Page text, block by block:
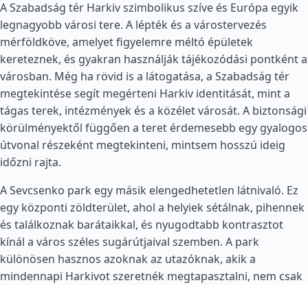
A Szabadság tér Harkiv szimbolikus szíve és Európa egyik
legnagyobb városi tere. A lépték és a várostervezés
mérföldköve, amelyet figyelemre méltó épületek
kereteznek, és gyakran használják tájékozódási pontként a
városban. Még ha rövid is a látogatása, a Szabadság tér
megtekintése segít megérteni Harkiv identitását, mint a
tágas terek, intézmények és a közélet városát. A biztonsági
körülményektől függően a teret érdemesebb egy gyalogos
útvonal részeként megtekinteni, mintsem hosszú ideig
időzni rajta.
A Sevcsenko park egy másik elengedhetetlen látnivaló. Ez
egy központi zöldterület, ahol a helyiek sétálnak, pihennek
és találkoznak barátaikkal, és nyugodtabb kontrasztot
kínál a város széles sugárútjaival szemben. A park
különösen hasznos azoknak az utazóknak, akik a
mindennapi Harkivot szeretnék megtapasztalni, nem csak